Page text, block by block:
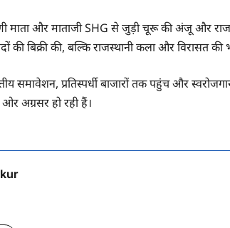
और माताजी SHG से जुड़ी चूरू की अंजू और
की बिक्री की, बल्कि राजस्थानी कला और विरासत
समावेशन, प्रतिस्पर्धी बाजारों तक पहुंच और
अग्रसर हो रही हैं।